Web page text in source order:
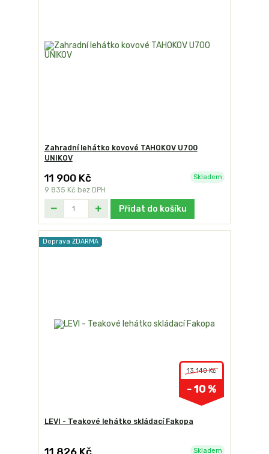
Zahradní lehátko kovové TAHOKOV U700
UNIKOV
11 900 Kč
9 835 Kč bez DPH
Skladem
Přidat do košíku
Doprava ZDARMA
13 140 Kč
- 10 %
LEVI - Teakové lehátko skládací Fakopa
Skladem